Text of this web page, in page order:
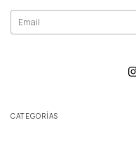
CATEGORÍAS